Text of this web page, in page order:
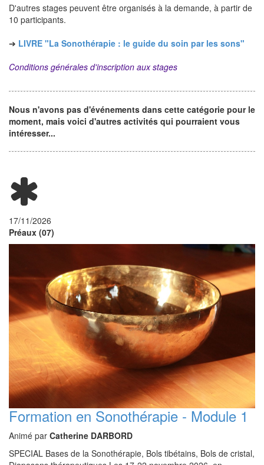
D'autres stages peuvent être organisés à la demande, à partir de
10 participants.
➔ LIVRE "La Sonothérapie : le guide du soin par les sons"
Conditions générales d'inscription aux stages
Nous n'avons pas d'événements dans cette catégorie pour le
moment, mais voici d'autres activités qui pourraient vous
intéresser...
17/11/2026
Préaux (07)
Formation en Sonothérapie - Module 1
Animé par Catherine DARBORD
SPECIAL Bases de la Sonothérapie, Bols tibétains, Bols de cristal,